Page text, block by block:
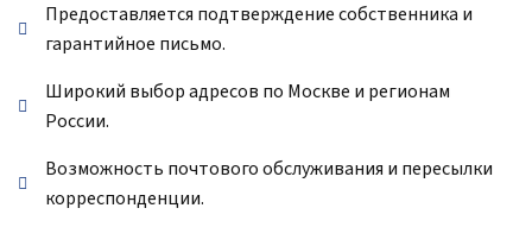
Предоставляется подтверждение собственника и
гарантийное письмо.
Широкий выбор адресов по Москве и регионам
России.
Возможность почтового обслуживания и пересылки
корреспонденции.